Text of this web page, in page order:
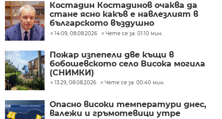
Костадин Костадинов очаква да
стане ясно какъв е навлезлият в
българското въздушно
пространство дрон
14:09, 08.08.2026 Чете се за: 01:10 мин.
Пожар изпепели две къщи в
бобошевското село Висока могила
(СНИМКИ)
13:29, 08.08.2026 Чете се за: 00:40 мин.
Опасно високи температури днес,
валежи и гръмотевици утре